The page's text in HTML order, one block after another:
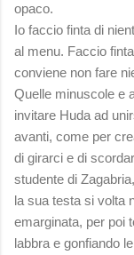
opaco.
Io faccio finta di
al menu. Faccio
conviene non fare
Quelle minuscole e
invitare Huda ad
avanti, come per
di girarci e di
studente di
la sua testa si volta
emarginata, per poi
labbra e gonfiando